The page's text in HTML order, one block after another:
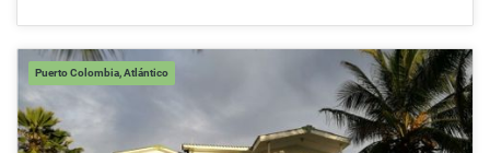
Puerto Colombia, Atlántico